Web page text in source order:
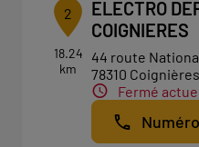
2
18.24
km
ELECTRO
COIGNIERES
44 route
78310 Coignières
Fermé
Numéro